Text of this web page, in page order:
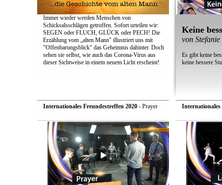
Immer wieder werden Menschen von
Schicksalsschlägen getroffen. Sofort urteilen wir:
SEGEN oder FLUCH, GLÜCK oder PECH! Die
Erzählung vom „alten Mann" illustriert uns mit
"Offenbarungsblick" das Geheimnis dahinter. Doch
sehen sie selbst, wie auch das Corona-Virus aus
dieser Sichtweise in einem neuem Licht erscheint!
Keine
von
Es gibt keine
keine bessere
Internationales Freundestreffen 2020- Prayer Internationales